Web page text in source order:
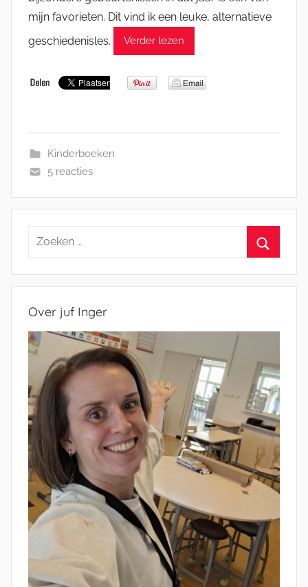
mijn favorieten. Dit vind ik een leuke, alternatieve
geschiedenisles.
Verder lezen
Kinderboeken
5 reacties
Zoeken
Over juf Inger